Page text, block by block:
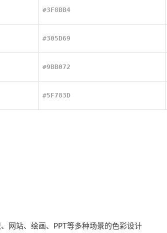
#3F8BB4
#305D69
#9BB072
#5F783D
网站、绘画、PPT等多种场景的色彩设计